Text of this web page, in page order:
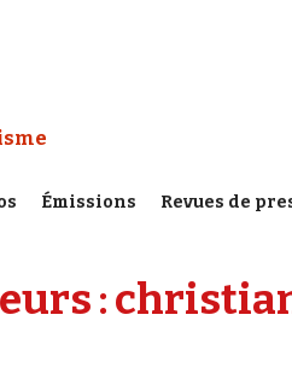
:
Émissions Revues de
: